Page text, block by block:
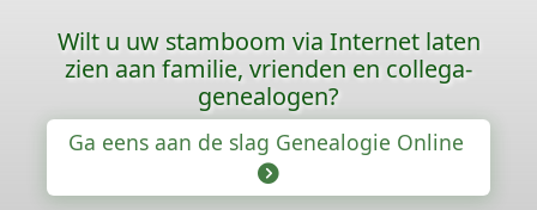
Wilt u uw stamboom via Internet laten
zien aan familie, vrienden en collega-
genealogen?
Ga eens aan de slag Genealogie Online